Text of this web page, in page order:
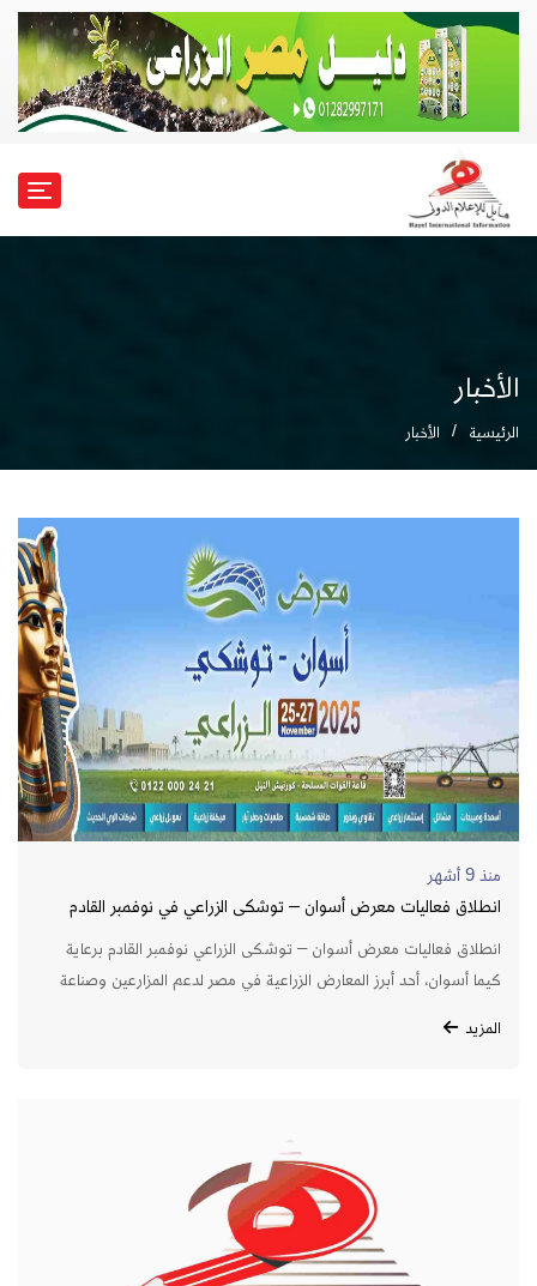
الأخبار
الرئيسية الأخبار
منذ 9 أشهر
انطلاق فعاليات معرض أسوان – توشكى الزراعي في نوفمبر القادم
برعاية شركة كيما أسوان
انطلاق فعاليات معرض أسوان – توشكى الزراعي نوفمبر القادم برعاية
كيما أسوان، أحد أبرز المعارض الزراعية في مصر لدعم المزارعين وصناعة
المزيد